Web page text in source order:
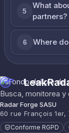
5
What
partners?
6 Where
Busca, monitorea
Radar Forge SASU
60 rue François 1er,
Conforme RGPD